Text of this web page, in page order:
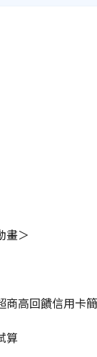
畫＞
商高回饋信用卡
算